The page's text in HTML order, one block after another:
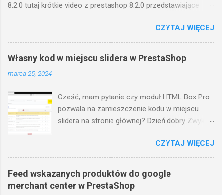
8.2.0 tutaj krótkie video z prestashop 8.2.0 przedstawiające
konfigurację wtyczki w zapleczu, następnie pokazuje front
gdzie adresy url do poszczególnych części sklepu są bez
numeracji ID. w razie pytań pozostaję do dyspozycji
pozdrawiam, miłosz
CZYTAJ WIĘCEJ
Własny kod w miejscu slidera w PrestaShop
marca 25, 2024
Cześć, mam pytanie czy moduł HTML Box Pro
pozwala na zamieszczenie kodu w miejscu
slidera na stronie głównej? Dzień dobry Zwykle
wykorzystywanego szablonu. Jeżeli jest to
standardowy szablon, to nazwa pozycji w
której znajduje się slider to displayHome W
module html box pro tworzymy własną treść w
tej pozycji: https://i.imgur.com/Gp4coSo.png
CZYTAJ WIĘCEJ
Feed wskazanych produktów do google
merchant center w PrestaShop